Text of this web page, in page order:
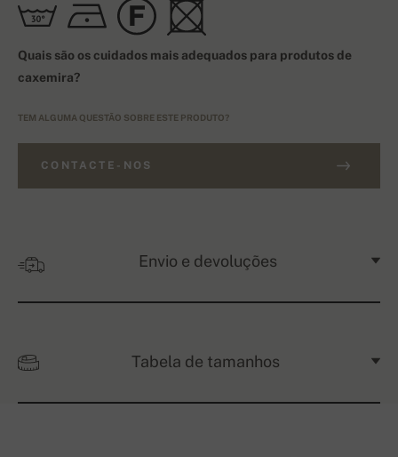
Quais são os cuidados mais adequados para produtos de
caxemira?
TEM ALGUMA QUESTÃO SOBRE ESTE PRODUTO?
CONTACTE-NOS
Envio e devoluções
Tabela de tamanhos